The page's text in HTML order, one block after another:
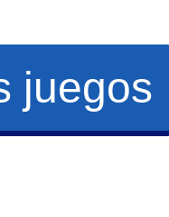
juegos